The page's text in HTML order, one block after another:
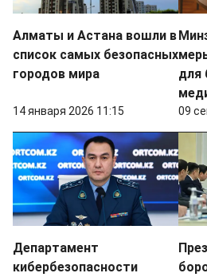
Алматы и Астана вошли в
список самых безопасных
городов мира
14 января 2026 11:15
для
09
Департамент
кибербезопасности